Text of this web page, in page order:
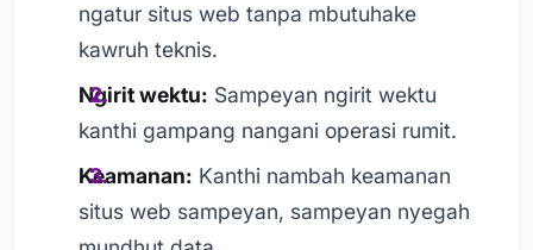
ngatur situs web tanpa mbutuhake
kawruh teknis.
Ngirit wektu: Sampeyan ngirit wektu
kanthi gampang nangani operasi rumit.
Keamanan: Kanthi nambah keamanan
situs web sampeyan, sampeyan nyegah